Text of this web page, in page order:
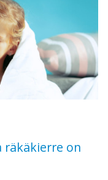
räkäkierre on